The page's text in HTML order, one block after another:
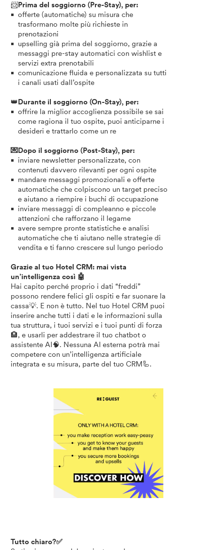
📨Prima del soggiorno (Pre-Stay), per:
offerte (automatiche) su misura che
trasformano molte più richieste in
prenotazioni
upselling già prima del soggiorno, grazie a
messaggi pre-stay automatici con wishlist e
servizi extra prenotabili
comunicazione fluida e personalizzata su tutti
i canali usati dall’ospite
👑Durante il soggiorno (On-Stay), per:
offrire la miglior accoglienza possibile se sai
come ragiona il tuo ospite, puoi anticiparne i
desideri e trattarlo come un re
💌Dopo il soggiorno (Post-Stay), per:
inviare newsletter personalizzate, con
contenuti davvero rilevanti per ogni ospite
mandare messaggi promozionali e offerte
automatiche che colpiscono un target preciso
e aiutano a riempire i buchi di occupazione
inviare messaggi di compleanno e piccole
attenzioni che rafforzano il legame
avere sempre pronte statistiche e analisi
automatiche che ti aiutano nelle strategie di
vendita e ti fanno crescere sul lungo periodo
Grazie al tuo Hotel CRM: mai vista
un’intelligenza così 🤖
Hai capito perché proprio i dati “freddi”
possono rendere felici gli ospiti e far suonare la
cassa💡. E non è tutto. Nel tuo Hotel CRM puoi
inserire anche tutti i dati e le informazioni sulla
tua struttura, i tuoi servizi e i tuoi punti di forza
🏨, e usarli per addestrare il tuo chatbot o
assistente AI🧠. Nessuna AI esterna potrà mai
competere con un’intelligenza artificiale
integrata e su misura, parte del tuo CRM🦾.
Tutto chiaro?✅